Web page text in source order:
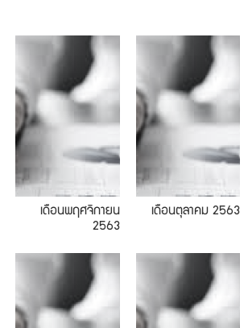
เดือนพฤศจิกายน
2563
10.2020
เดือนตุลาคม 2563
07.2020